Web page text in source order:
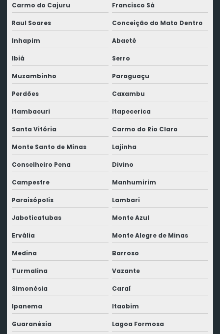
Carmo do Cajuru Francisco Sá
Raul Soares Conceição do Mato Dentro
Inhapim Abaeté
Ibiá Serro
Muzambinho Paraguaçu
Perdões Caxambu
Itambacuri Itapecerica
Santa Vitória Carmo do Rio Claro
Monte Santo de Minas Lajinha
Conselheiro Pena Divino
Campestre Manhumirim
Paraisópolis Lambari
Jaboticatubas Monte Azul
Ervália Monte Alegre de Minas
Medina Barroso
Turmalina Vazante
Simonésia Caraí
Ipanema Itaobim
Guaranésia Lagoa Formosa